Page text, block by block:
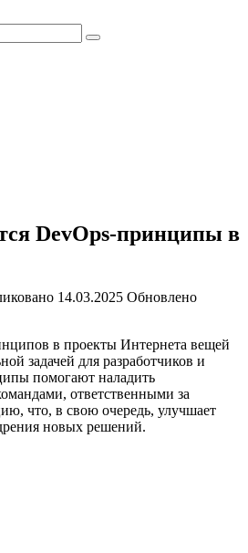
DevOps-принципы в
14.03.2025 Обновлено
в проекты Интернета вещей
задачей для разработчиков и
помогают наладить
ответственными за
что, в свою очередь, улучшает
новых решений.